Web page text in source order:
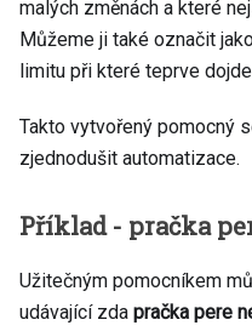
malých změnách a které
Můžeme ji také označit
limitu při které teprve
Takto vytvořený pomocný
zjednodušit automatizace.
Příklad - pračka
Užitečným pomocníkem
udávající zda pračka pere